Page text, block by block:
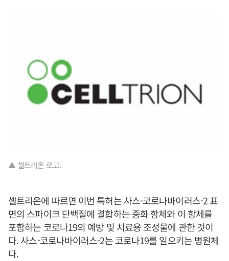
▲ 셀트리온 로고.
셀트리온에 따르면 이번 특허는 사스-코로나바이러스-2 표
면의 스파이크 단백질에 결합하는 중화 항체와 이 항체를
포함하는 코로나19의 예방 및 치료용 조성물에 관한 것이
다. 사스-코로나바이러스-2는 코로나19를 일으키는 병원체
다.